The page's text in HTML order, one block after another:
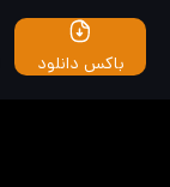
باکس دانلود